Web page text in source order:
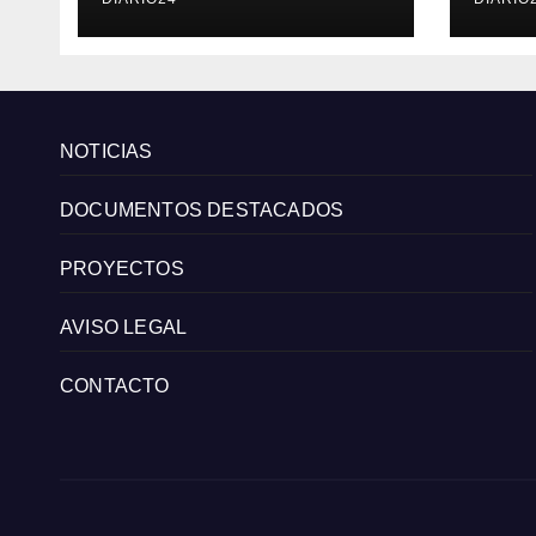
emprendedoras
andaluzas
y
NOTICIAS
DOCUMENTOS DESTACADOS
PROYECTOS
AVISO LEGAL
CONTACTO